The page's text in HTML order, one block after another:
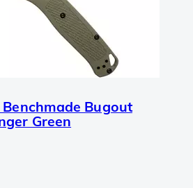
Bugout
Green